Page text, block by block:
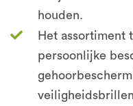
houden.
Het assortiment
persoonlijke